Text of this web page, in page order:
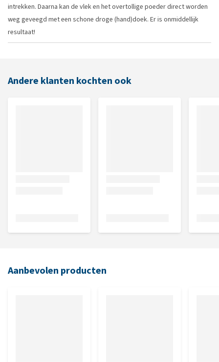
intrekken. Daarna kan de vlek en het overtollige poeder direct worden
weg geveegd met een schone droge (hand)doek. Er is onmiddellijk
resultaat!
Andere klanten kochten ook
Aanbevolen producten